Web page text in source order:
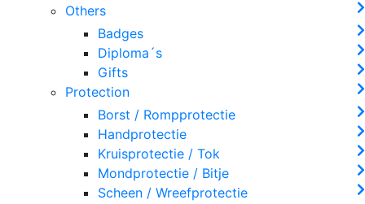
Others
Badges
Diploma´s
Gifts
Protection
Borst / Rompprotectie
Handprotectie
Kruisprotectie / Tok
Mondprotectie / Bitje
Scheen / Wreefprotectie